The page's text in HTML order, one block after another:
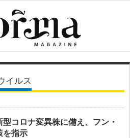
イルス
型コロナ変異株に備え、フン・
を指示